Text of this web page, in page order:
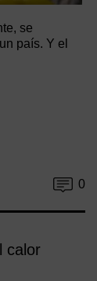
se
país. Y el
0
calor